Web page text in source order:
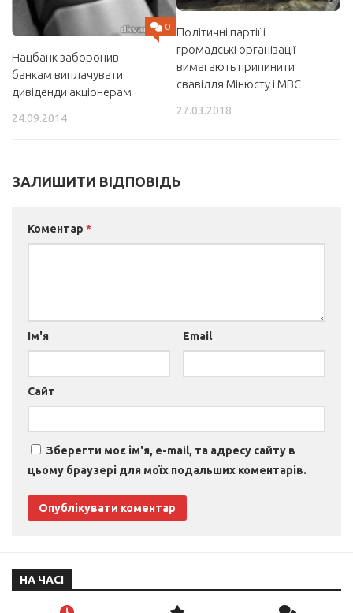
0
Нацбанк заборонив
банкам виплачувати
дивіденди акціонерам
24.09.2014
Політичні партії і
громадські організації
вимагають припинити
свавілля Мінюсту і МВС
27.03.2018
ЗАЛИШИТИ ВІДПОВІДЬ
Коментар *
Ім'я Email
Сайт
Зберегти моє ім'я, e-mail, та адресу сайту в
цьому браузері для моїх подальших коментарів.
НА ЧАСІ